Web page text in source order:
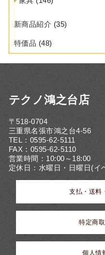
新商品紹介 (35)
特価品 (48)
テクノ鴻之台店
〒518-0704
三重県名張市鴻之台4-56
TEL：0595-62-5111
FAX：0595-62-5110
営業時間：10:00～18:00
定休日：水曜日・日曜日(イ
支払・送料
特定商
個人情